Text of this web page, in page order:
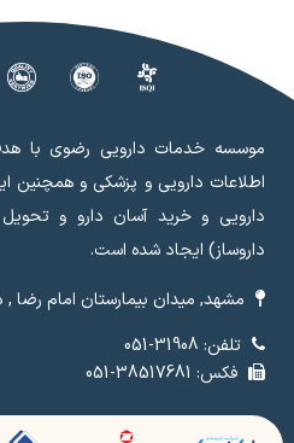
موسسه خدمات دارویی رضوی با
اطلاعات دارویی و پزشکی و همچنین
دارویی و خرید آسان دارو و
داروساز) ایجاد شده است.
مشهد, میدان بیمارستان امام رضا ,
تلفن: 31908-051
فکس: 38517681-051